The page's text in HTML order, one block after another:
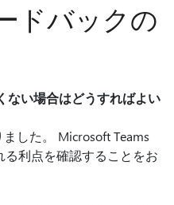
ドバックの
ない場合はどうすればよい
した。 Microsoft Teams
利点を確認することをお